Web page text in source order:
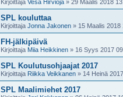
Kirjoittaja Vesa Hirvioja » 29 Maalis 2018
SPL kouluttaa
Kirjoittaja Jonna Jakonen » 15 Maalis 2018
FH-jälkipäivä
Kirjoittaja Miia Heikkinen » 16 Syys 2017
SPL Koulutusohjaajat 2017
Kirjoittaja Riikka Veikkanen » 14 Heinä
SPL Maalimiehet 2017